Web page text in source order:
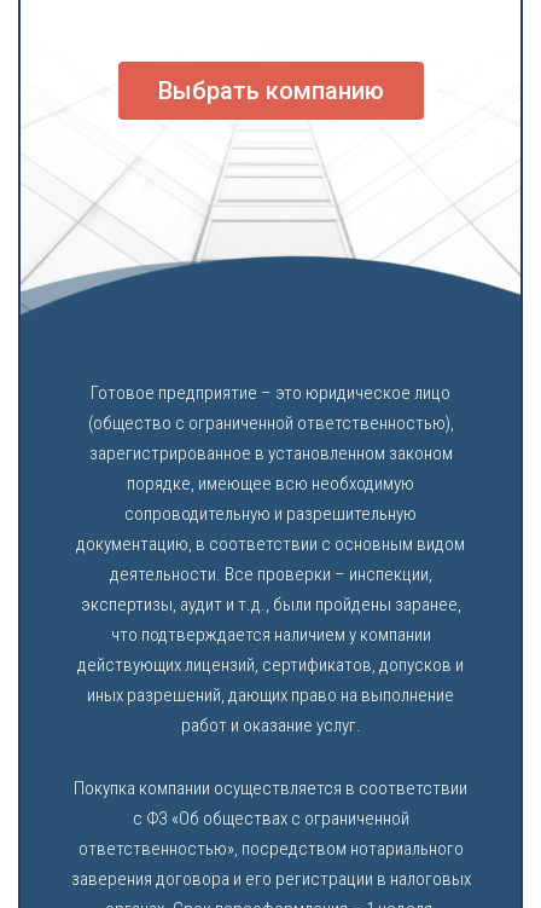
Выбрать компанию
Готовое предприятие – это юридическое лицо
(общество с ограниченной ответственностью),
зарегистрированное в установленном законом
порядке, имеющее всю необходимую
сопроводительную и разрешительную
документацию, в соответствии с основным видом
деятельности. Все проверки – инспекции,
экспертизы, аудит и т.д., были пройдены заранее,
что подтверждается наличием у компании
действующих лицензий, сертификатов, допусков и
иных разрешений, дающих право на выполнение
работ и оказание услуг.
Покупка компании осуществляется в соответствии
с ФЗ «Об обществах с ограниченной
ответственностью», посредством нотариального
заверения договора и его регистрации в налоговых